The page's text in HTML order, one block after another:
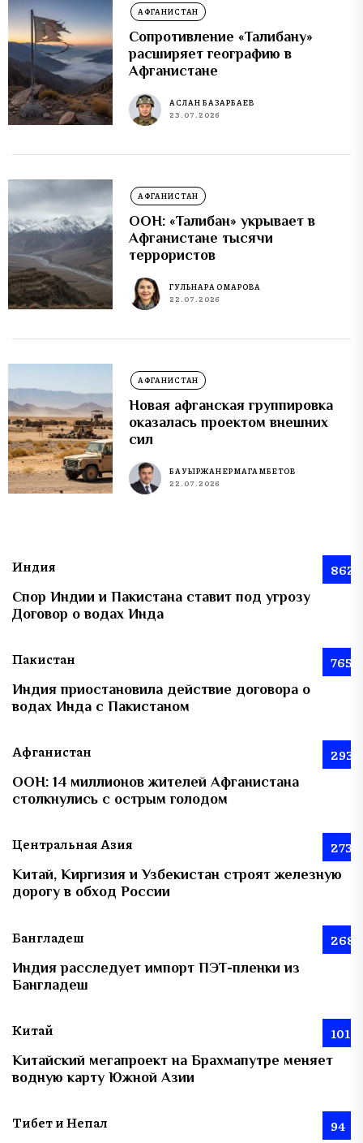
АФГАНИСТАН
Сопротивление «Талибану»
расширяет географию в
Афганистане
АСЛАН БАЗАРБАЕВ
23.07.2026
АФГАНИСТАН
ООН: «Талибан» укрывает в
Афганистане тысячи
террористов
ГУЛЬНАРА ОМАРОВА
22.07.2026
АФГАНИСТАН
Новая афганская группировка
оказалась проектом внешних
сил
БАУЫРЖАН ЕРМАГАМБЕТОВ
22.07.2026
Индия 862
Спор Индии и Пакистана ставит под угрозу
Договор о водах Инда
Пакистан 765
Индия приостановила действие договора о
водах Инда с Пакистаном
Афганистан 293
ООН: 14 миллионов жителей Афганистана
столкнулись с острым голодом
Центральная Азия 273
Китай, Киргизия и Узбекистан строят железную
дорогу в обход России
Бангладеш 268
Индия расследует импорт ПЭТ-пленки из
Бангладеш
Китай 101
Китайский мегапроект на Брахмапутре меняет
водную карту Южной Азии
Тибет и Непал 94